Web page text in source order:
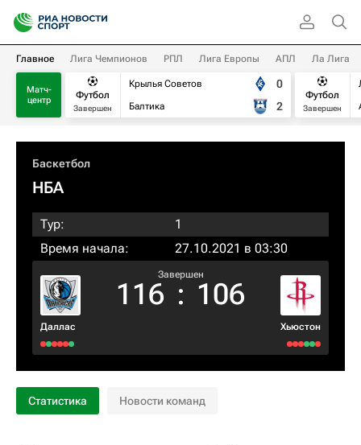
Главное Лига Чемпионов РПЛ Лига Европы АПЛ Ла Лига
Матч-
центр
Футбол
Завершен
Крылья Советов
Балтика
0
2
Футбол
Завершен
Баскетбол
НБА
Тур:
1
Время начала:
27.10.2021 в 03:30
Даллас
Завершен
116 : 106
Хьюстон
Статистика Новости команд